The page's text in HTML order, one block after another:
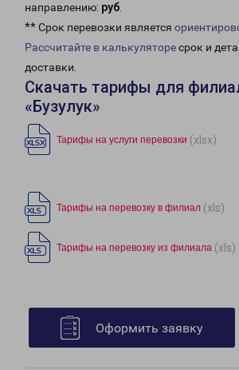
направлению: руб.
** Срок перевозки является
Рассчитайте в калькуляторесрок и
доставки.
Скачать тарифы для
«Бузулук»
Тарифы на услуги перевозки (xlsx)
Тарифы на перевозку в филиал (xls)
Тарифы на перевозку из филиала (xls)
Оформить заявку